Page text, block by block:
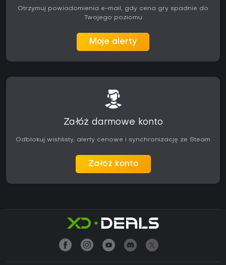
Otrzymuj powiadomienia e-mail, gdy cena gry spadnie do
Twojego poziomu
Moje alerty
Załóż darmowe konto
Odblokuj wishlisty, alerty cenowe i synchronizację ze Steam
Załóż konto